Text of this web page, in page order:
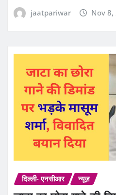
jaatpariwar Nov 8,
दिल्ली- एनसीआर न्यूज़